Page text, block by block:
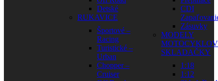
Detské
RUKAVICE
Športové –
Racing
Turistické –
Urban
Chopper –
Cruiser
CDI
Zásuvky
MODELY
SKLADAČKY
1:18
1:12